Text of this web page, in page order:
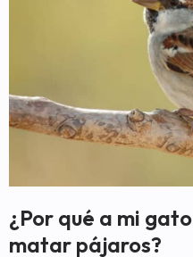
¿Por qué a mi
matar pájaros?